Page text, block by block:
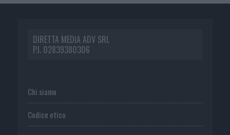
DIRETTA MEDIA ADV SRL
P.I. 02839380306
Chi siamo
Codice etico